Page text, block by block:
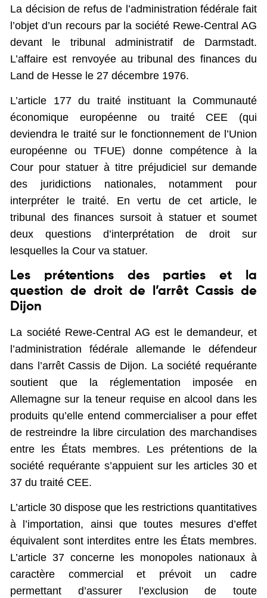
La décision de refus de l’administration fédérale fait
l’objet d’un recours par la société Rewe-Central AG
devant le tribunal administratif de Darmstadt.
L’affaire est renvoyée au tribunal des finances du
Land de Hesse le 27 décembre 1976.
L’article 177 du traité instituant la Communauté
économique européenne ou traité CEE (qui
deviendra le traité sur le fonctionnement de l’Union
européenne ou TFUE) donne compétence à la
Cour pour statuer à titre préjudiciel sur demande
des juridictions nationales, notamment pour
interpréter le traité. En vertu de cet article, le
tribunal des finances sursoit à statuer et soumet
deux questions d’interprétation de droit sur
lesquelles la Cour va statuer.
Les prétentions des parties et la
question de droit de l’arrêt Cassis de
Dijon
La société Rewe-Central AG est le demandeur, et
l’administration fédérale allemande le défendeur
dans l’arrêt Cassis de Dijon. La société requérante
soutient que la réglementation imposée en
Allemagne sur la teneur requise en alcool dans les
produits qu’elle entend commercialiser a pour effet
de restreindre la libre circulation des marchandises
entre les États membres. Les prétentions de la
société requérante s’appuient sur les articles 30 et
37 du traité CEE.
L’article 30 dispose que les restrictions quantitatives
à l’importation, ainsi que toutes mesures d’effet
équivalent sont interdites entre les États membres.
L’article 37 concerne les monopoles nationaux à
caractère commercial et prévoit un cadre
permettant d’assurer l’exclusion de toute